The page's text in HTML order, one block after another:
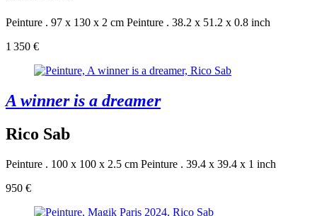
Peinture . 97 x 130 x 2 cm Peinture . 38.2 x 51.2 x 0.8 inch
1 350 €
A winner is a dreamer
Rico Sab
Peinture . 100 x 100 x 2.5 cm Peinture . 39.4 x 39.4 x 1 inch
950 €